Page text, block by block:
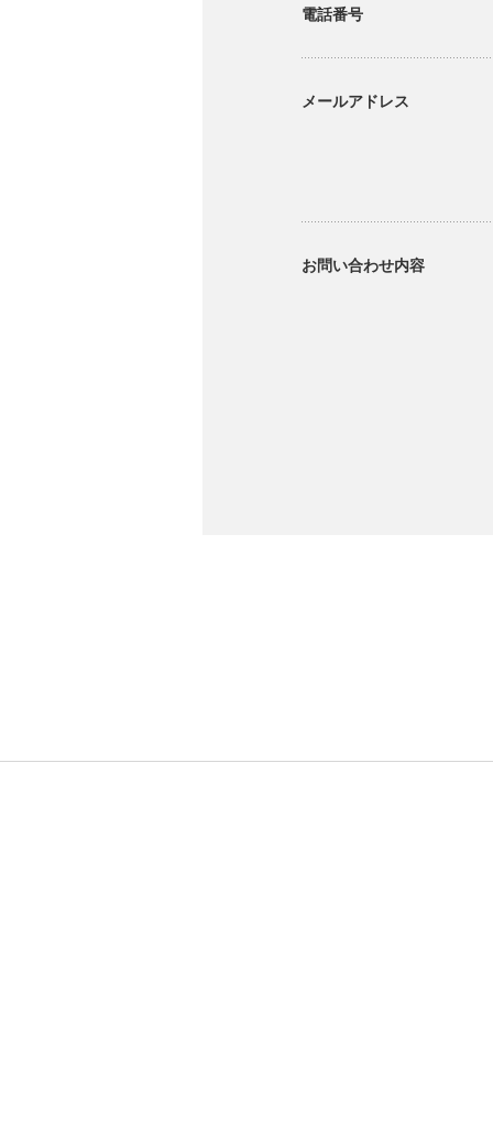
電話番号
メールアドレス
お問い合わせ内容